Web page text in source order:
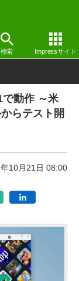
検索 Impressサイト
動作 ～米
らテスト開
10月21日 08:00